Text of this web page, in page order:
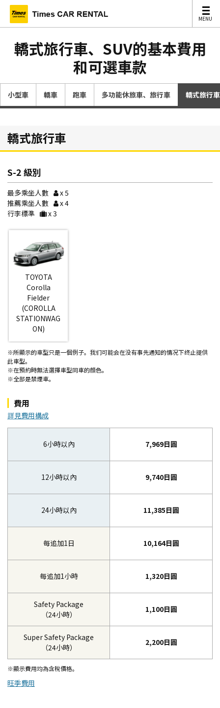
MENU
MENU
轎式旅行車、SUV的基本費用
和可選車款
小型車 轎車 跑車 多功能休旅車、旅行車 轎式旅行
轎式旅行車
S-2 級別
最多乘坐人數
x 5
推薦乘坐人數
x 4
行李標準
x 3
TOYOTA
Corolla
Fielder
(COROLLA
STATIONWAG
ON)
※所顯示的車型只是一個例子。我们可能会在没有事先通知的情况下终止提供
此車型。
※在預約時無法選擇車型同車的顔色。
※全部是禁煙車。
費用
詳見費用構成
6小時以內
12小時以內
24小時以內
每追加1日
每追加1小時
Safety Package
（24小時）
Super Safety Package
（24小時）
7,969日圓
9,740日圓
11,385日圓
10,164日圓
1,320日圓
1,100日圓
2,200日圓
※顯示費用均為含稅價格。
旺季費用